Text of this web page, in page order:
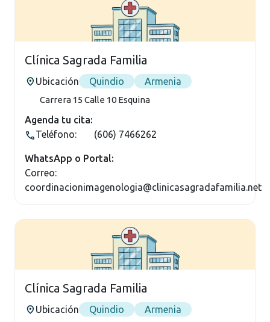
Clínica Sagrada Familia
Ubicación Quindio Armenia
Carrera 15 Calle 10 Esquina
Agenda tu cita:
Teléfono:
(606) 7466262
WhatsApp o Portal:
Correo:
coordinacionimagenologia@clinicasagradafamilia.net
Clínica Sagrada Familia
Ubicación Quindio Armenia